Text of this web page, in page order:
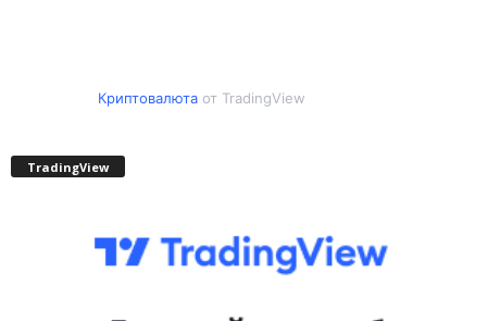
Криптовалютаот TradingView
TradingView